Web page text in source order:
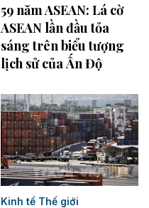
59 năm ASEAN: Lá cờ
ASEAN lần đầu tỏa
sáng trên biểu tượng
lịch sử của Ấn Độ
Kinh tế Thế giới